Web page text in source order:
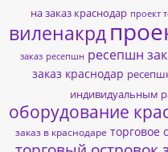
на заказ краснодар проект
виленакрд
заказ ресепшн ресепшн
заказ краснодар
индивидуальным
оборудование
заказ в краснодаре торговое